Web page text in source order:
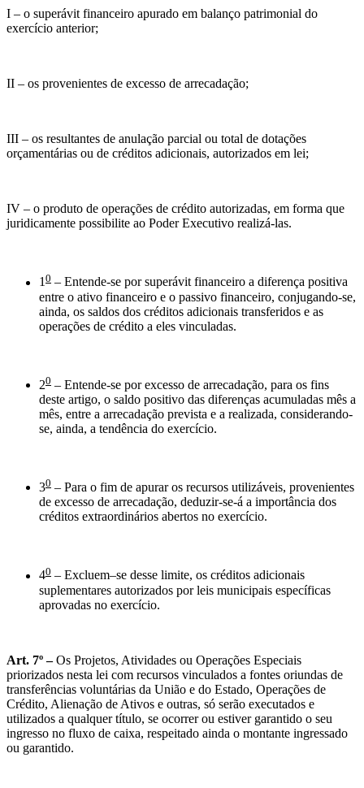
I – o superávit financeiro apurado em balanço patrimonial do
exercício anterior;
II – os provenientes de excesso de arrecadação;
III – os resultantes de anulação parcial ou total de dotações
orçamentárias ou de créditos adicionais, autorizados em lei;
IV – o produto de operações de crédito autorizadas, em forma que
juridicamente possibilite ao Poder Executivo realizá-las.
10 – Entende-se por superávit financeiro a diferença positiva
entre o ativo financeiro e o passivo financeiro, conjugando-se,
ainda, os saldos dos créditos adicionais transferidos e as
operações de crédito a eles vinculadas.
20 – Entende-se por excesso de arrecadação, para os fins
deste artigo, o saldo positivo das diferenças acumuladas mês a
mês, entre a arrecadação prevista e a realizada, considerando-
se, ainda, a tendência do exercício.
30 – Para o fim de apurar os recursos utilizáveis, provenientes
de excesso de arrecadação, deduzir-se-á a importância dos
créditos extraordinários abertos no exercício.
40 – Excluem–se desse limite, os créditos adicionais
suplementares autorizados por leis municipais específicas
aprovadas no exercício.
Art. 7º –Os Projetos, Atividades ou Operações Especiais
priorizados nesta lei com recursos vinculados a fontes oriundas de
transferências voluntárias da União e do Estado, Operações de
Crédito, Alienação de Ativos e outras, só serão executados e
utilizados a qualquer título, se ocorrer ou estiver garantido o seu
ingresso no fluxo de caixa, respeitado ainda o montante ingressado
ou garantido.